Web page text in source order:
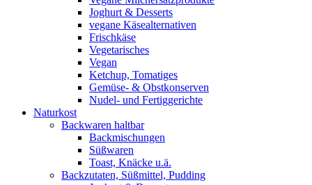
Joghurt & Desserts
vegane Käsealternativen
Frischkäse
Vegetarisches
Vegan
Ketchup, Tomatiges
Gemüse- & Obstkonserven
Nudel- und Fertiggerichte
Naturkost
Backwaren haltbar
Backmischungen
Süßwaren
Toast, Knäcke u.ä.
Backzutaten, Süßmittel, Pudding